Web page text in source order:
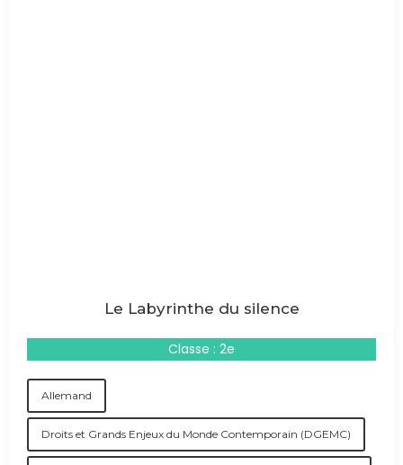
Le Labyrinthe du silence
Classe : 2e
Allemand
Droits et Grands Enjeux du Monde Contemporain (DGEMC)